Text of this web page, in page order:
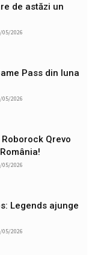
de astăzi un
05/2026
Pass din luna
05/2026
Qrevo
05/2026
Legends ajunge
05/2026